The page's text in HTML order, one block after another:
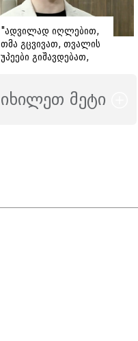
"ადვილად იღლებით,
თმა გცვივათ, თვალის
უპეები გიშავდებათ,
ამ სიმპტომების
გამომწვევ ყველაზე
იხილეთ მეტი